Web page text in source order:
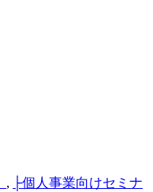
, ├個人事業向けセミナ